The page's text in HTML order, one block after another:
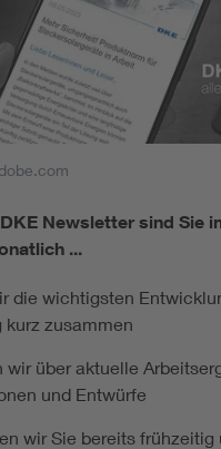
Newsletter sind Sie
...
die wichtigsten
kurz zusammen
wir über aktuelle
und Entwürfe
wir Sie bereits frühzeitig